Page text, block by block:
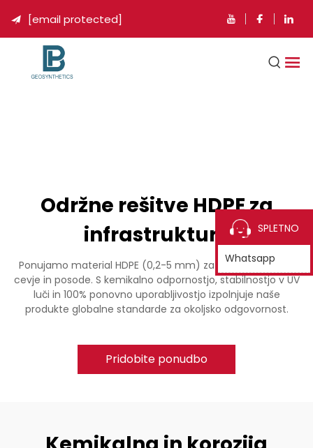
 [email protected]
Održne rešitve HDPE za
infrastrukturo
Ponujamo material HDPE (0,2-5 mm) za geomembrane,
cevje in posode. S kemikalno odpornostjo, stabilnostjo v UV
luči in 100% ponovno uporabljivostjo izpolnjuje naše
produkte globalne standarde za okoljsko odgovornost.
Pridobite ponudbo
SPLETNO
Whatsapp